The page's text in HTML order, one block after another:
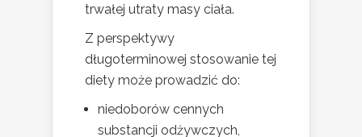
trwałej utraty masy ciała.
Z perspektywy
długoterminowej stosowanie tej
diety może prowadzić do:
niedoborów cennych
substancji odżywczych,